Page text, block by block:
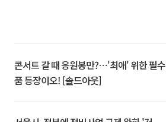
콘서트 갈 때 응원봉만?⋯'최애' 위한 필수
품 등장이오! [솔드아웃]